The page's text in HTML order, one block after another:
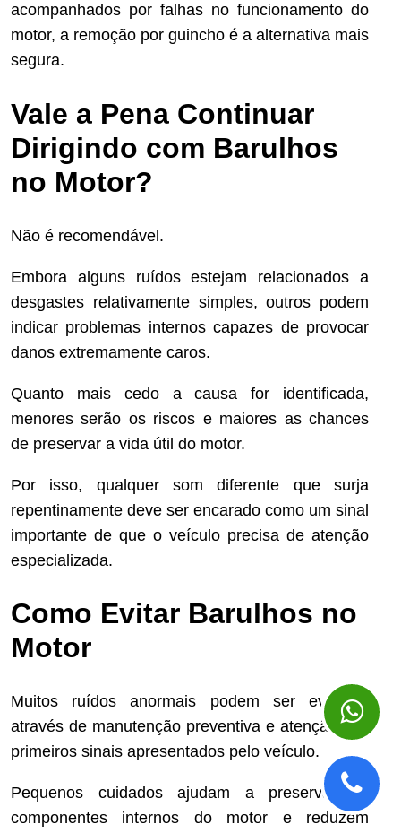
acompanhados por falhas no funcionamento do
motor, a remoção por guincho é a alternativa mais
segura.
Vale a Pena Continuar
Dirigindo com Barulhos
no Motor?
Não é recomendável.
Embora alguns ruídos estejam relacionados a
desgastes relativamente simples, outros podem
indicar problemas internos capazes de provocar
danos extremamente caros.
Quanto mais cedo a causa for identificada,
menores serão os riscos e maiores as chances
de preservar a vida útil do motor.
Por isso, qualquer som diferente que surja
repentinamente deve ser encarado como um sinal
importante de que o veículo precisa de atenção
especializada.
Como Evitar Barulhos no
Motor
Muitos ruídos anormais podem ser evitados
através de manutenção preventiva e atenção aos
primeiros sinais apresentados pelo veículo.
Pequenos cuidados ajudam a preservar os
componentes internos do motor e reduzem